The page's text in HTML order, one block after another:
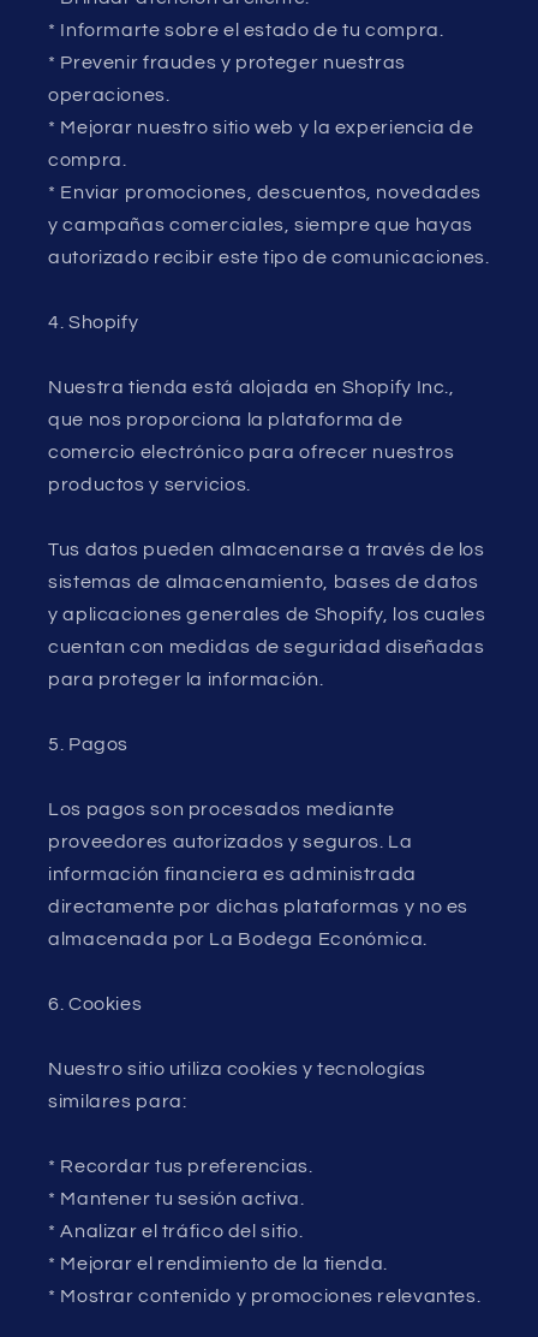
* Informarte sobre el estado de tu compra.
* Prevenir fraudes y proteger nuestras
operaciones.
* Mejorar nuestro sitio web y la experiencia de
compra.
* Enviar promociones, descuentos, novedades
y campañas comerciales, siempre que hayas
autorizado recibir este tipo de comunicaciones.
4. Shopify
Nuestra tienda está alojada en Shopify Inc.,
que nos proporciona la plataforma de
comercio electrónico para ofrecer nuestros
productos y servicios.
Tus datos pueden almacenarse a través de los
sistemas de almacenamiento, bases de datos
y aplicaciones generales de Shopify, los cuales
cuentan con medidas de seguridad diseñadas
para proteger la información.
5. Pagos
Los pagos son procesados mediante
proveedores autorizados y seguros. La
información financiera es administrada
directamente por dichas plataformas y no es
almacenada por La Bodega Económica.
6. Cookies
Nuestro sitio utiliza cookies y tecnologías
similares para:
* Recordar tus preferencias.
* Mantener tu sesión activa.
* Analizar el tráfico del sitio.
* Mejorar el rendimiento de la tienda.
* Mostrar contenido y promociones relevantes.